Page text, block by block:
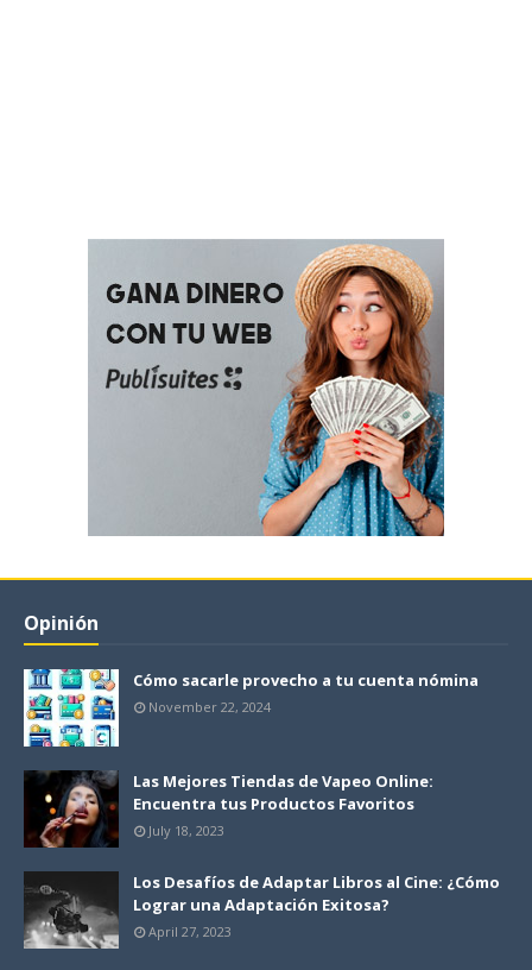
Opinión
Cómo sacarle provecho a tu cuenta nómina
November 22, 2024
Las Mejores Tiendas de Vapeo Online:
Encuentra tus Productos Favoritos
July 18, 2023
Los Desafíos de Adaptar Libros al Cine: ¿Cómo
Lograr una Adaptación Exitosa?
April 27, 2023